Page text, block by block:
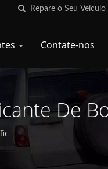
Contate-nos
De
- Asia